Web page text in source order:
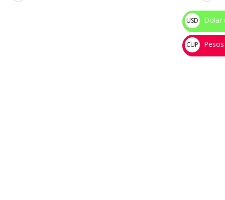
USD
$
Dolar
CUP
💰
Pesos